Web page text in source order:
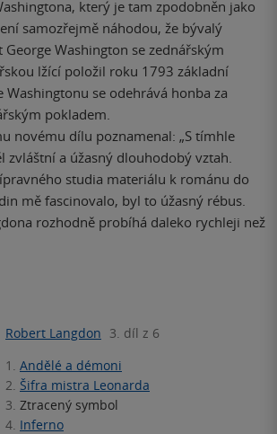
který je tam zpodobněn jako
samozřejmě náhodou, že bývalý
Washington se zednářským
lžící položil roku 1793 základní
Washingtonu se odehrává honba za
pokladem.
novému dílu poznamenal: „S tímhle
zvláštní a úžasný dlouhodobý vztah.
studia materiálu k románu do
mě fascinovalo, byl to úžasný rébus.
rozhodně probíhá daleko rychleji než
Robert Langdon 3. díl z 6
1. Andělé a démoni
2. Šifra mistra Leonarda
3. Ztracený symbol
4. Inferno